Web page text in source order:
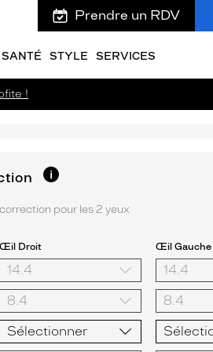
Prendre un RDV
SANTÉ STYLE SERVICES
!
Plus
d’informations
l’option
pour les 2 yeux
Œil Droit Œil Gauche